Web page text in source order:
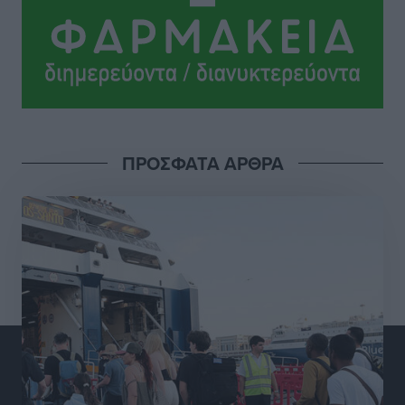
Σι Τζέι Χάρις: «Να πανηγυρίσουμε πολλές νίκες μαζί»
Αθλητικά • πριν 16 ώρες
Ροδήλιος: Ο απολογισμός από το Πανελλήνιο
Πρωτάθλημα Πίστας
Αθλητικά• πριν 16 ώρες
Γ.Σ. Διαγόρας: Εντατική προετοιμασία και επιστροφή
Ρίζου στις Ακαδημίες
Αθλητικά πριν 16 ώρες
Εθνική Ανδρών: Ραντεβού στο Telekom Center Athens
Αθλητικά• πριν 16 ώρες
ΠΡΟΣΦΑΤΑ ΑΡΘΡΑ